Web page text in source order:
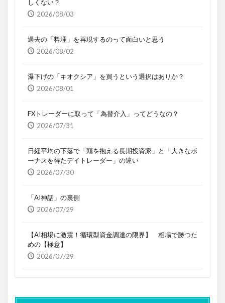
しくない？
2026/08/03
過去の「料理」を再現するのって面白いと思う
2026/08/02
瀑下げの「キオクシア」を買うという選択はありか？
2026/08/01
FXトレーダーに取って「為替介入」ってどうなの？
2026/07/31
日経平均の下落で「頭を抱える長期投資家」と「大きなボ
ーナスを得たデイトレーダー」の違い
2026/07/30
「AI神話」の裏側
2026/07/29
【AI相場に激震！循環型資金調達の限界】 相場で勝つた
めの【極意】
2026/07/29